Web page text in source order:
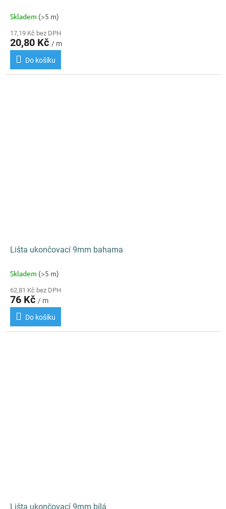
Skladem (>5 m)
17,19 Kč bez DPH
20,80 Kč / m
Do košíku
Lišta ukončovací 9mm bahama
Skladem (>5 m)
62,81 Kč bez DPH
76 Kč / m
Do košíku
Lišta ukončovací 9mm bílá